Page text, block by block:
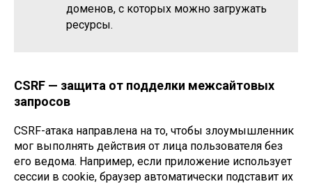
доменов, с которых можно загружать
ресурсы.
CSRF — защита от подделки межсайтовых
запросов
CSRF-атака направлена на то, чтобы злоумышленник
мог выполнять действия от лица пользователя без
его ведома. Например, если приложение использует
сессии в cookie, браузер автоматически подставит их